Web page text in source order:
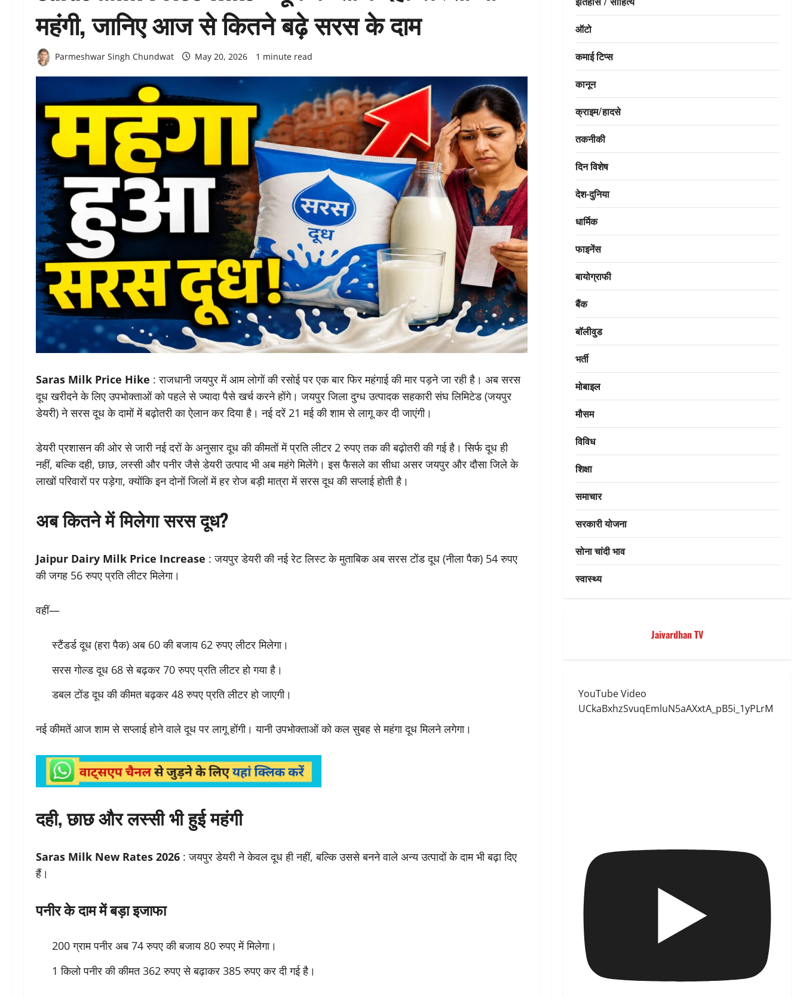
महंगी, जानिए आज से कितने बढ़े सरस के दाम
Parmeshwar Singh Chundwat May 20, 2026 1 minute read
Saras Milk Price Hike : राजधानी जयपुर में आम लोगों की रसोई पर एक बार फिर महंगाई की मार पड़ने जा रही है। अब सरस
दूध खरीदने के लिए उपभोक्ताओं को पहले से ज्यादा पैसे खर्च करने होंगे। जयपुर जिला दुग्ध उत्पादक सहकारी संघ लिमिटेड (जयपुर
डेयरी) ने सरस दूध के दामों में बढ़ोतरी का ऐलान कर दिया है। नई दरें 21 मई की शाम से लागू कर दी जाएंगी।
डेयरी प्रशासन की ओर से जारी नई दरों के अनुसार दूध की कीमतों में प्रति लीटर 2 रुपए तक की बढ़ोतरी की गई है। सिर्फ दूध ही
नहीं, बल्कि दही, छाछ, लस्सी और पनीर जैसे डेयरी उत्पाद भी अब महंगे मिलेंगे। इस फैसले का सीधा असर जयपुर और दौसा जिले के
लाखों परिवारों पर पड़ेगा, क्योंकि इन दोनों जिलों में हर रोज बड़ी मात्रा में सरस दूध की सप्लाई होती है।
अब कितने में मिलेगा सरस दूध?
Jaipur Dairy Milk Price Increase : जयपुर डेयरी की नई रेट लिस्ट के मुताबिक अब सरस टोंड दूध (नीला पैक) 54 रुपए
की जगह 56 रुपए प्रति लीटर मिलेगा।
वहीं—
स्टैंडर्ड दूध (हरा पैक) अब 60 की बजाय 62 रुपए लीटर मिलेगा।
सरस गोल्ड दूध 68 से बढ़कर 70 रुपए प्रति लीटर हो गया है।
डबल टोंड दूध की कीमत बढ़कर 48 रुपए प्रति लीटर हो जाएगी।
नई कीमतें आज शाम से सप्लाई होने वाले दूध पर लागू होंगी। यानी उपभोक्ताओं को कल सुबह से महंगा दूध मिलने लगेगा।
दही, छाछ और लस्सी भी हुई महंगी
Saras Milk New Rates 2026 : जयपुर डेयरी ने केवल दूध ही नहीं, बल्कि उससे बनने वाले अन्य उत्पादों के दाम भी बढ़ा दिए
हैं।
पनीर के दाम में बड़ा इजाफा
200 ग्राम पनीर अब 74 रुपए की बजाय 80 रुपए में मिलेगा।
1 किलो पनीर की कीमत 362 रुपए से बढ़ाकर 385 रुपए कर दी गई है।
ऑटो
कमाई टिप्स
कानून
क्राइम/हादसे
तकनीकी
दिन विशेष
देश-दुनिया
धार्मिक
फाइनेंस
बायोग्राफी
बैंक
बॉलीवुड
भर्ती
मोबाइल
मौसम
विविध
शिक्षा
समाचार
सरकारी योजना
सोना चांदी भाव
स्वास्थ्य
Jaivardhan TV
YouTube Video
UCkaBxhzSvuqEmluN5aAXxtA_pB5i_1yPLrM